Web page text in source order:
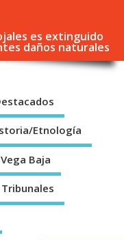
es extinguido
daños naturales
Etnología
Baja